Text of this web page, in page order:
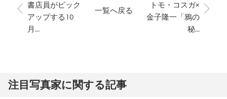
書店員がピック
アップする10
月...
トモ・コスガ×
金子隆一「鴉の
秘...
一覧へ戻る
注⽬写真家に関する記事